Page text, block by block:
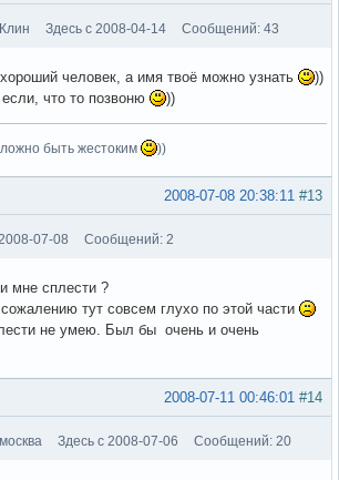
Здесь с 2008-04-14 Сообщений: 43
человек, а имя твоё можно узнать
))
что то позвоню
))
быть жестоким ))
#13
2008-07-08 20:38:11
07-08 Сообщений: 2
мне сплести ?
тут совсем глухо по этой части
не умею. Был бы очень и очень
#14
2008-07-11 00:46:01
Здесь с 2008-07-06 Сообщений: 20